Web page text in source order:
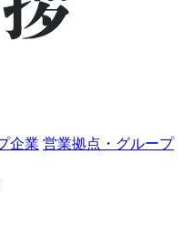
営業拠点・グループ